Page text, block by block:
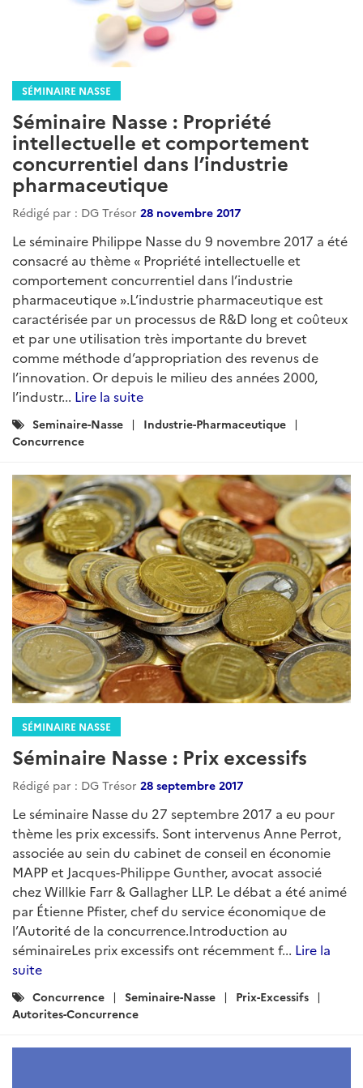
SÉMINAIRE NASSE
Séminaire Nasse : Propriété
intellectuelle et comportement
concurrentiel dans l’industrie
pharmaceutique
Rédigé par : DG Trésor 28 novembre 2017
Le séminaire Philippe Nasse du 9 novembre 2017 a été
consacré au thème « Propriété intellectuelle et
comportement concurrentiel dans l’industrie
pharmaceutique ».L’industrie pharmaceutique est
caractérisée par un processus de R&D long et coûteux
et par une utilisation très importante du brevet
comme méthode d’appropriation des revenus de
l’innovation. Or depuis le milieu des années 2000,
l’industr... Lire la suite
Catégories
:
Seminaire-Nasse
Industrie-Pharmaceutique
Concurrence
SÉMINAIRE NASSE
Séminaire Nasse : Prix excessifs
Rédigé par : DG Trésor 28 septembre 2017
Le séminaire Nasse du 27 septembre 2017 a eu pour
thème les prix excessifs. Sont intervenus Anne Perrot,
associée au sein du cabinet de conseil en économie
MAPP et Jacques-Philippe Gunther, avocat associé
chez Willkie Farr & Gallagher LLP. Le débat a été animé
par Étienne Pfister, chef du service économique de
l’Autorité de la concurrence.Introduction au
séminaireLes prix excessifs ont récemment f... Lire la
suite
Catégories
:
Concurrence Seminaire-Nasse
Prix-Excessifs
Autorites-Concurrence